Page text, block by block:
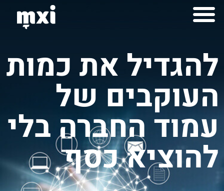
לתוכן
להגדיל את כמות
העוקבים של
עמוד החברה בלי
להוציא כסף